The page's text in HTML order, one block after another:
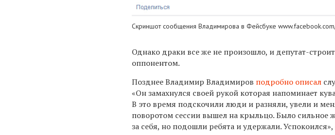
Скриншот сообщения Владимирова в Фейсбуке
Однако драки все же не произошло, и депутат-
оппонентом.
Позднее Владимир Владимиров подробно описал
«Он замахнулся своей рукой которая напоминает
В это время подскочили люди и разняли, увели и
поворотом сессии вышел на крыльцо. Было сильное
за себя, но подошли ребята и удержали. Успокоился»,